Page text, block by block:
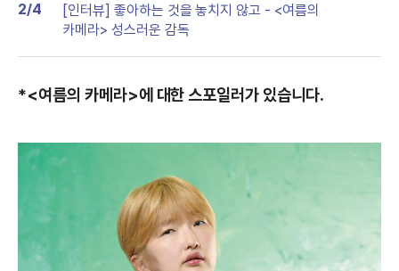
변
경
2/4
[인터뷰] 좋아하는 것을 놓치지 않고 - <여름의
카메라> 성스러운 감독
*<여름의 카메라>에 대한 스포일러가 있습니다.